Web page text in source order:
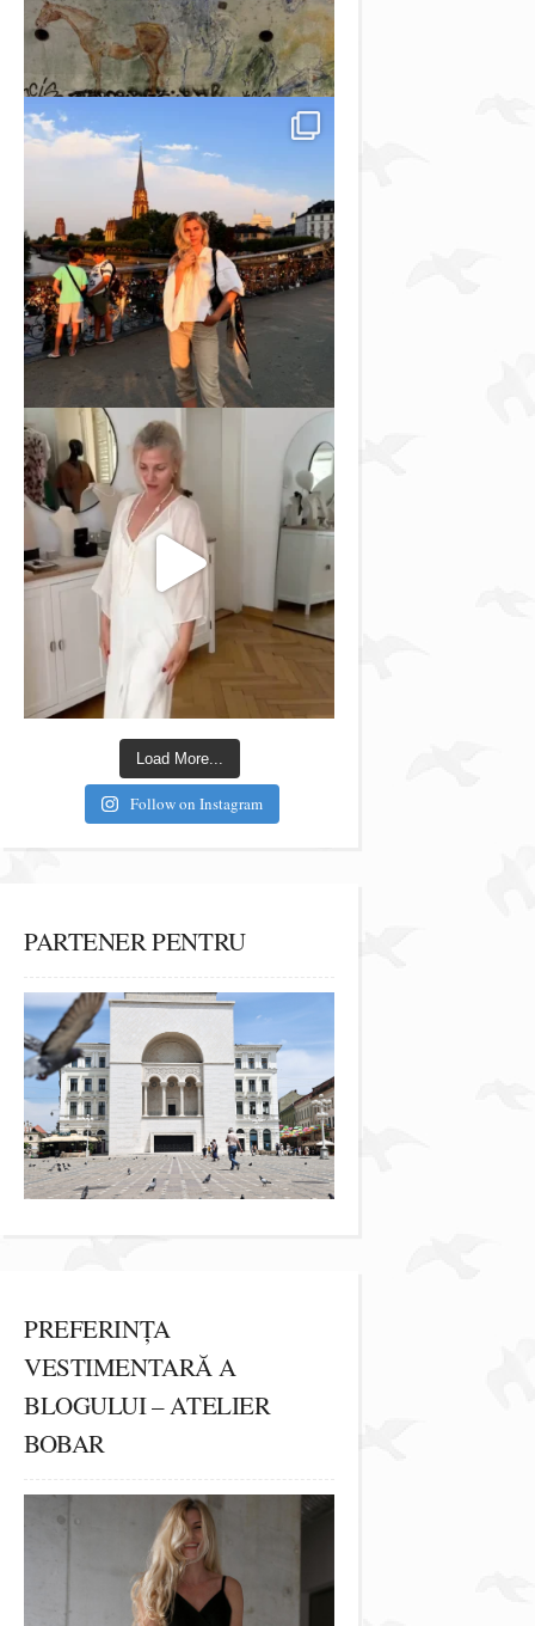
Load More...
Follow on Instagram
PARTENER PENTRU
PREFERINȚA
VESTIMENTARĂ A
BLOGULUI – ATELIER
BOBAR